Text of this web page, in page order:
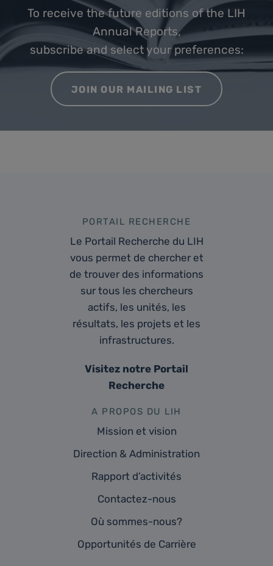
To receive the future editions of the LIH
Annual Reports,
subscribe and select your preferences:
JOIN OUR MAILING LIST
PORTAIL RECHERCHE
Le Portail Recherche du LIH
vous permet de chercher et
de trouver des informations
sur tous les chercheurs
actifs, les unités, les
résultats, les projets et les
infrastructures.
Visitez notre Portail
Recherche
A PROPOS DU LIH
Mission et vision
Direction & Administration
Rapport d’activités
Contactez-nous
Où sommes-nous?
Opportunités de Carrière